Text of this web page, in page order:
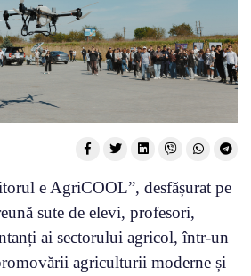
e AgriCOOL”, desfășurat pe
sute de elevi, profesori,
ai sectorului agricol, într-un
agriculturii moderne și